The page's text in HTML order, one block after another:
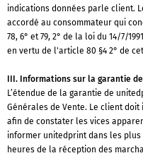
indications données parle client.
accordé au consommateur qui
78, 6° et 79, 2° de la loi du 14/7/
en vertu de l'article 80 §4 2° de
III. Informations sur la garantie
L’étendue de la garantie de
Générales de Vente. Le client
afin de constater les vices
informer unitedprint dans les
heures de la réception des